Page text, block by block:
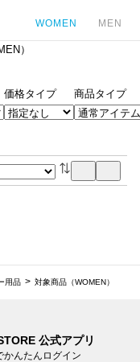
WOMEN MEN
）
価格タイプ 商品タイプ
用品 対象商品（WOMEN）
公式アプリ
かんたんログイン